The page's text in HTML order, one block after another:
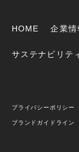
HOME 企業情
サステナビリテ
プライバシーポリシー
ブランドガイドライン